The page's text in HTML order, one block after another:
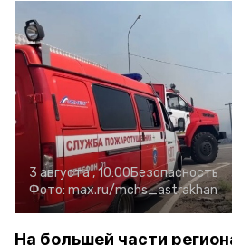
3 августа , 10:00Безопасность
Фото: max.ru/mchs_astrakhan
На большей части